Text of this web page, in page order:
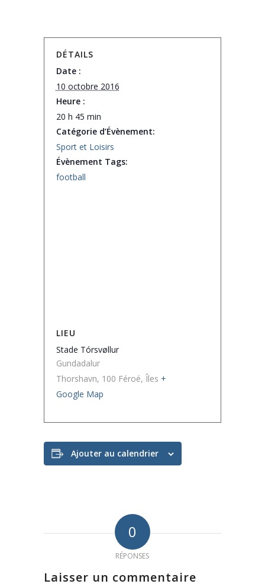
DÉTAILS
Date :
10 octobre 2016
Heure :
20 h 45 min
Catégorie d’Évènement:
Sport et Loisirs
Évènement Tags:
football
LIEU
Stade Tórsvøllur
Gundadalur
Thorshavn, 100 Féroé, Îles +
Google Map
Ajouter au calendrier
0
RÉPONSES
Laisser un commentaire